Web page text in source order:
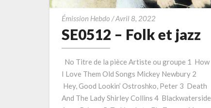
Émission Hebdo /Avril 8, 2022
Folk
jazz
SE0512 – Folk et jazz
No Titre de la pièce Artiste ou groupe 1 How
I Love Them Old Songs Mickey Newbury 2
Hey, Good Lookin’ Ostroshko, Peter 3 Death
And The Lady Shirley Collins 4 Blackwaterside